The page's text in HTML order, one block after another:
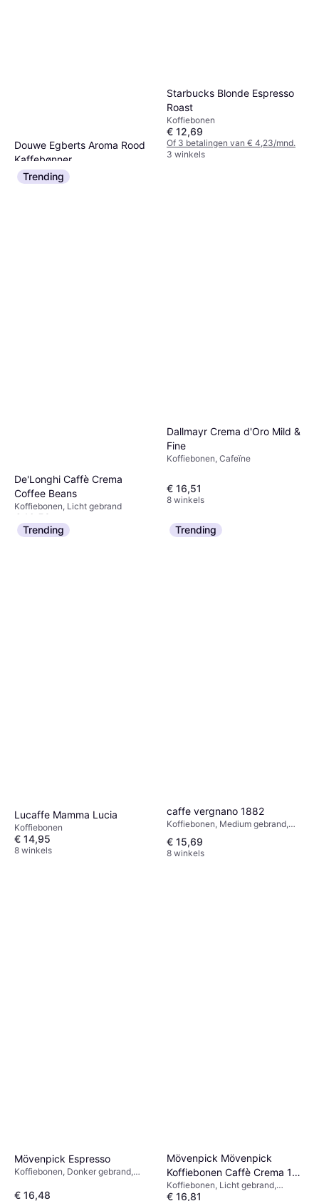
Douwe Egberts Aroma Rood
Kaffebønner
Koffiebonen
€ 10,89
Starbucks Blonde Espresso
Roast
Koffiebonen
€ 12,69
Of 3 betalingen van € 4,23/mnd.
3 winkels
Trending
De'Longhi Caffè Crema
Coffee Beans
Koffiebonen, Licht gebrand
€ 16,59
Of 3 betalingen van € 5,53/mnd.
3 winkels
Dallmayr Crema d'Oro Mild &
Fine
Koffiebonen, Cafeïne
€ 16,51
8 winkels
Trending
Lucaffe Mamma Lucia
Koffiebonen
€ 14,95
8 winkels
Trending
caffe vergnano 1882
Koffiebonen, Medium gebrand,
€ 15,69
8 winkels
Mövenpick Espresso
Koffiebonen, Donker gebrand,
€ 16,48
Mövenpick Mövenpick
Koffiebonen Caffè Crema 1
kg
Koffiebonen, Licht gebrand,
Cafeïne
€ 16,81